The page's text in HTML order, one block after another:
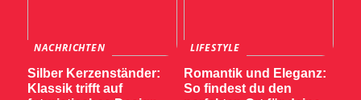
NACHRICHTEN
Silber Kerzenständer:
Klassik trifft auf
LIFESTYLE
Romantik und Eleganz:
So findest du den